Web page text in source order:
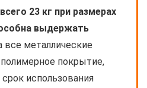
23 кг при размерах
выдержать
все металлические
покрытие,
использования